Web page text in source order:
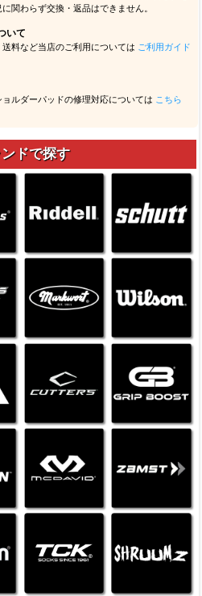
関わらず交換・返品はできません。
いて
料など当店のご利用については ご利用ガイド
ルダーパッドの修理対応については こちら
ドで探す